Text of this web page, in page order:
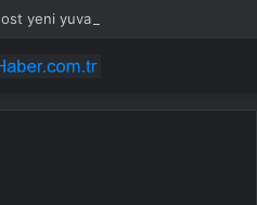
yeni yuvasına kavuştu